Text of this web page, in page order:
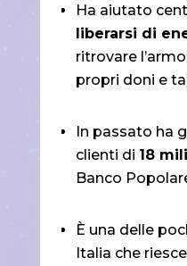
Ha aiutato
liberarsi di
ritrovare
propri doni e
In passato ha
clienti di 18
Banco
È una delle
Italia che